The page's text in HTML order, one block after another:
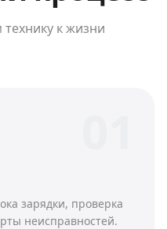
к жизни
зарядки, проверка
неисправностей.